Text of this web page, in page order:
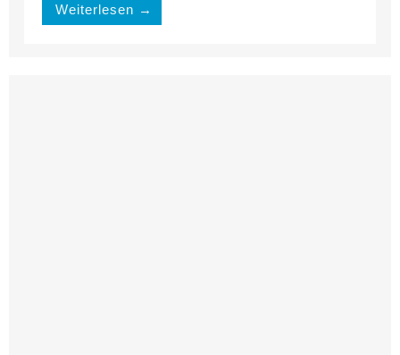
Weiterlesen →